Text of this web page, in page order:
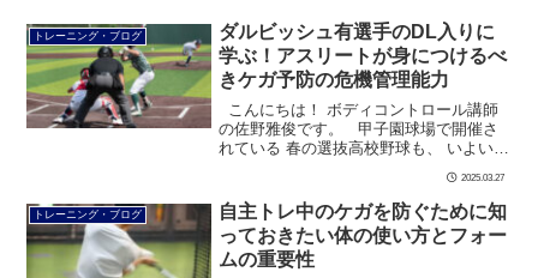
トレーニング・ブログ
ダルビッシュ有選手のDL入りに
学ぶ！アスリートが身につけるべ
きケガ予防の危機管理能力
こんにちは！ ボディコントロール講師
の佐野雅俊です。 甲子園球場で開催さ
れている 春の選抜高校野球も、 いよいよ
2025.03.27
トレーニング・ブログ
自主トレ中のケガを防ぐために知
っておきたい体の使い方とフォー
ムの重要性